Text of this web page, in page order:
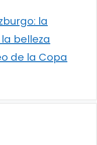
la
belleza
de la Copa